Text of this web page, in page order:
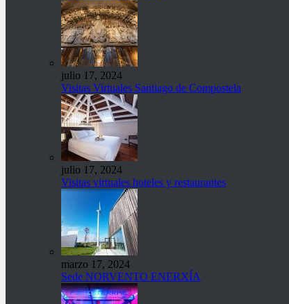
julio 17, 2024
Visitas Virtuales Santiago de Compostela
julio 17, 2024
Visitas virtuales hoteles y restaurantes
marzo 17, 2024
Sede NORVENTO ENERXÍA